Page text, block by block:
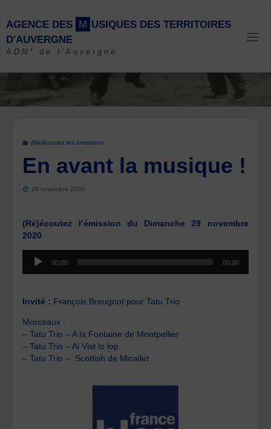
content
AGENCE DES M USIQUES DES TERRITOIRES
D'AUVERGNE
ADN* de l'Auvergne
(Ré)écoutez les émissions
En avant la musique !
29 novembre 2020
(Ré)écoutez l’émission du Dimanche 29 novembre
2020
Lecteur
audio
00:00 00:00
Invité : François Breugnot pour Tatu Trio
Morceaux :
– Tatu Trio – A la Fontaine de Montpellier
– Tatu Trio – Ai Vist lo lop
– Tatu Trio – Scottish de Micallet